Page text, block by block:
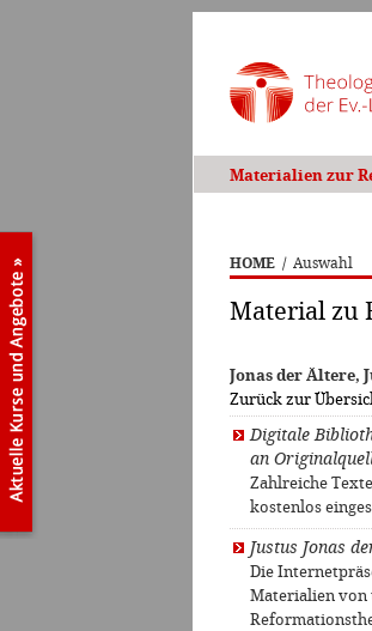
Materialien zur
HOME / Auswahl
Material zu
Jonas der Ältere,
Zurück zur
Digitale
an
Zahlreiche
kostenlos
Justus Jonas
Die
Materialien von